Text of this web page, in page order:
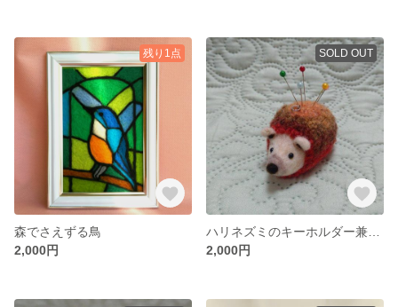
残り1点
森でさえずる鳥
2,000円
SOLD OUT
2,000円